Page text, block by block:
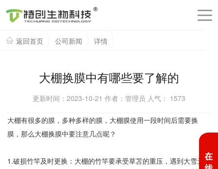
返回首页 公司新闻 详情
大棚换膜中有哪些要了解的
更新时间：2023-10-21 作者：管理员 人气： 1573
大棚有很多的膜，多种多样的膜，大棚膜使用一段时间后需要换
膜，那么大棚换膜中要注意几点呢？
1.破损竹竿及时更换：大棚的竹竿要承受草苫的重压，遇到大雪天气